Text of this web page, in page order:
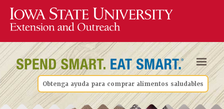
Obtenga ayuda para comprar alimentos saludables